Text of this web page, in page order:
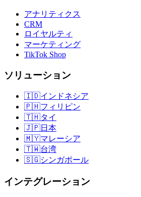
アナリティクス
CRM
ロイヤルティ
マーケティング
TikTok Shop
ソリューション
🇮🇩インドネシア
🇵🇭フィリピン
🇹🇭タイ
🇯🇵日本
🇲🇾マレーシア
🇹🇼台湾
🇸🇬シンガポール
インテグレーション